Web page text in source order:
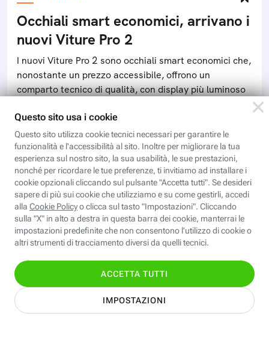
Occhiali smart economici, arrivano i
nuovi Viture Pro 2
I nuovi Viture Pro 2 sono occhiali smart economici che,
nonostante un prezzo accessibile, offrono un
comparto tecnico di qualità, con display più luminoso
DIGITAL MAGAZINE
Cos'è e come funziona la
navigazione in incognito